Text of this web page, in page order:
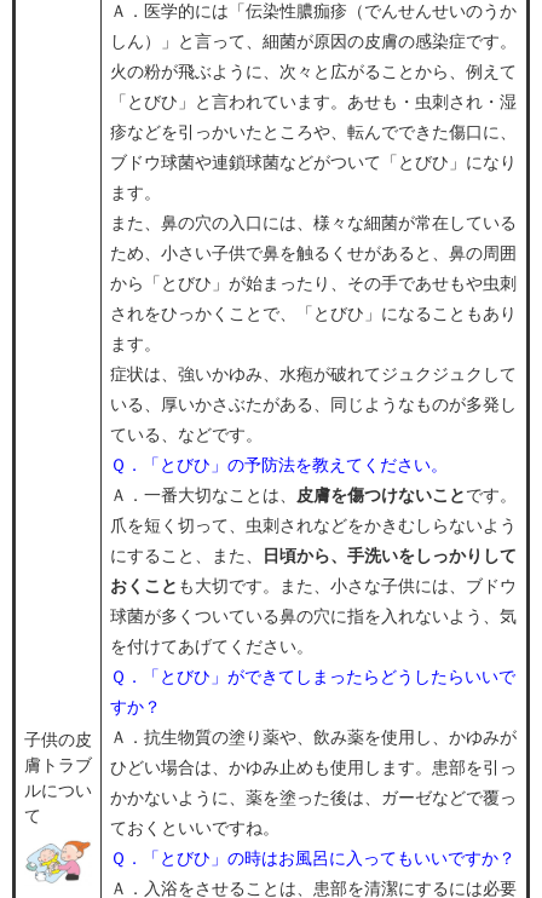
子供の皮
膚トラブ
ルについ
て
​Ａ．医学的には「伝染性膿痂疹（でんせんせいのうか
しん）」と言って、細菌が原因の皮膚の感染症です。
火の粉が飛ぶように、次々と広がることから、例えて
「とびひ」と言われています。あせも・虫刺され・湿
疹などを引っかいたところや、転んでできた傷口に、
ブドウ球菌や連鎖球菌などがついて「とびひ」になり
ます。
また、鼻の穴の入口には、様々な細菌が常在している
ため、小さい子供で鼻を触るくせがあると、鼻の周囲
から「とびひ」が始まったり、その手であせもや虫刺
されをひっかくことで、「とびひ」になることもあり
ます。
症状は、強いかゆみ、水疱が破れてジュクジュクして
いる、厚いかさぶたがある、同じようなものが多発し
ている、などです。
Ｑ．「とびひ」の予防法を教えてください。​
​Ａ．一番大切なことは、 皮膚を傷つけないことです。
爪を短く切って、虫刺されなどをかきむしらないよう
にすること、また、
日頃から、手洗いをしっかりして
おくこと も大切です。また、小さな子供には、ブドウ
球菌が多くついている鼻の穴に指を入れないよう、気
を付けてあげてください。
Ｑ．「とびひ」ができてしまったらどうしたらいいで
すか？
​Ａ．抗生物質の塗り薬や、飲み薬を使用し、かゆみが
ひどい場合は、かゆみ止めも使用します。患部を引っ
かかないように、薬を塗った後は、ガーゼなどで覆っ
ておくといいですね。
Ｑ．「とびひ」の時はお風呂に入ってもいいですか？​
Ａ．入浴をさせることは、患部を清潔にするには必要